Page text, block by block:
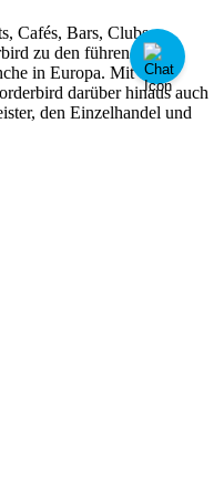
Cafés, Bars, Clubs,
zu den führenden
in Europa. Mit der
darüber hinaus auch
den Einzelhandel und